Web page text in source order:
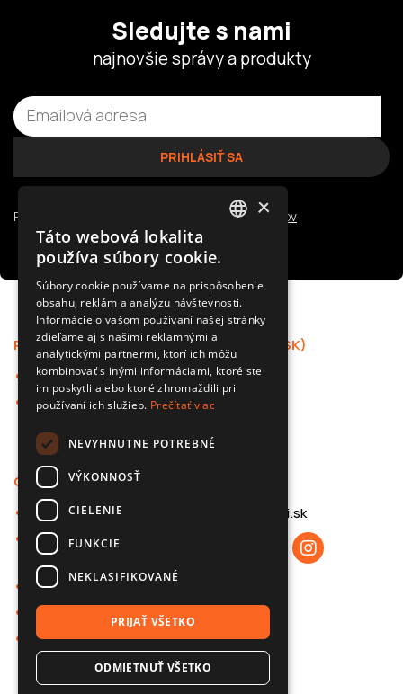
Sledujte s nami
najnovšie správy a produkty
Prečítajte si naše zásady ochrany osobných údajov
Ponuka
Autokamery
Príslušenstvo pre
Podpora (SK)
Aplikácia
O nas (SK)
O společnosti 70mai
Zásady ochrany
osobních údajů
Spolupráce B2B
Znalostná báza
Kontakt
info@70mai.sk
ENGLISH
×
Táto webová lokalita
používa súbory cookie.
Súbory cookie používame na prispôsobenie
obsahu, reklám a analýzu návštevnosti.
Informácie o vašom používaní našej stránky
zdieľame aj s našimi reklamnými a
analytickými partnermi, ktorí ich môžu
kombinovať s inými informáciami, ktoré ste
im poskytli alebo ktoré zhromaždili pri
používaní ich služieb. Prečítať viac
NEVYHNUTNE POTREBNÉ
VÝKONNOSŤ
CIELENIE
FUNKCIE
NEKLASIFIKOVANÉ
PRIJAŤ VŠETKO
ODMIETNUŤ VŠETKO